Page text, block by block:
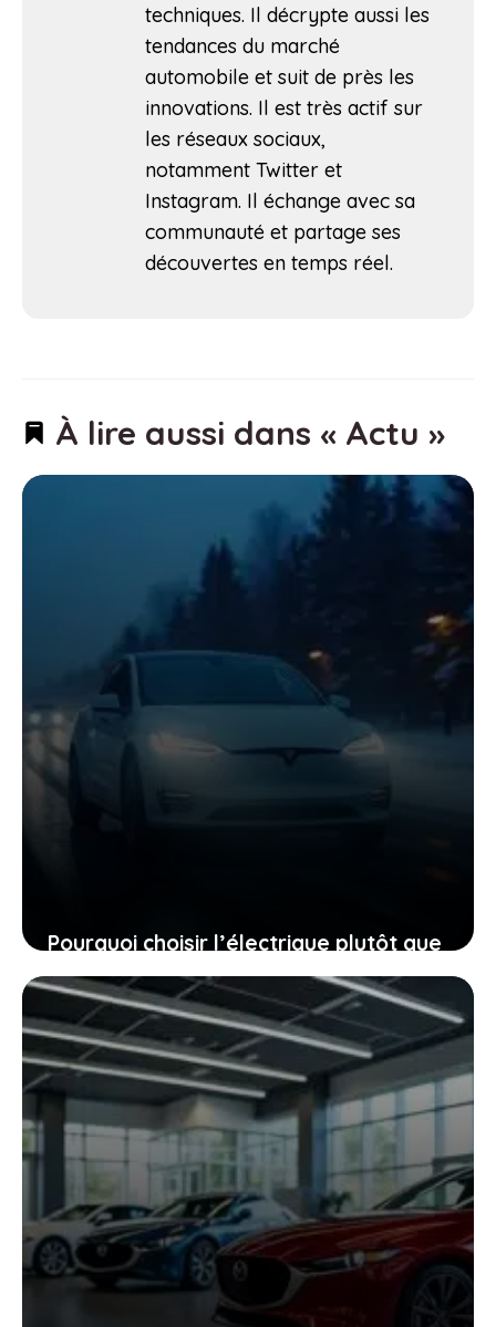
techniques. Il décrypte aussi les
tendances du marché
automobile et suit de près les
innovations. Il est très actif sur
les réseaux sociaux,
notamment Twitter et
Instagram. Il échange avec sa
communauté et partage ses
découvertes en temps réel.
À lire aussi dans « Actu »
Pourquoi choisir l’électrique plutôt que
le diesel, même quand le mercure
chute à -40 °C
27 janvier 2026